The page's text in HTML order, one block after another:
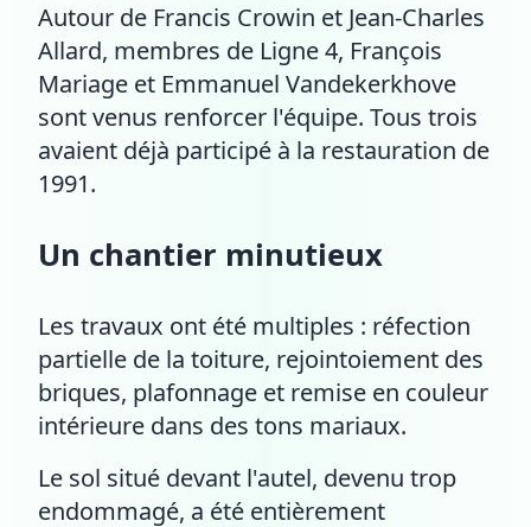
Autour de Francis Crowin et Jean-Charles
Allard, membres de Ligne 4, François
Mariage et Emmanuel Vandekerkhove
sont venus renforcer l'équipe. Tous trois
avaient déjà participé à la restauration de
1991.
Un chantier minutieux
Les travaux ont été multiples : réfection
partielle de la toiture, rejointoiement des
briques, plafonnage et remise en couleur
intérieure dans des tons mariaux.
Le sol situé devant l'autel, devenu trop
endommagé, a été entièrement